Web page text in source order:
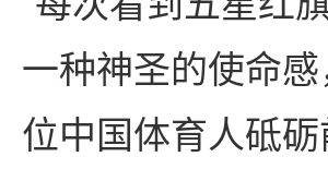
一种神圣的使命
位中国体育人砥